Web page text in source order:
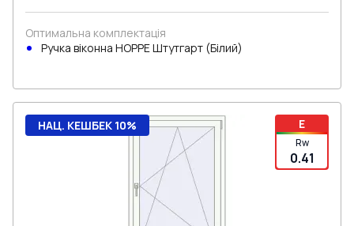
Оптимальна комплектація
Ручка віконна HOPPE Штутгарт (Білий)
E
Rw
0.41
НАЦ. КЕШБЕК 10%